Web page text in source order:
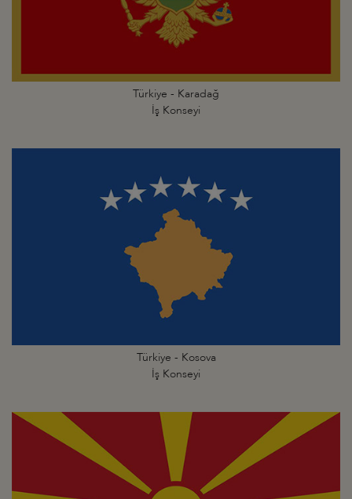
Türkiye - Karadağ
İş Konseyi
Türkiye - Kosova
İş Konseyi